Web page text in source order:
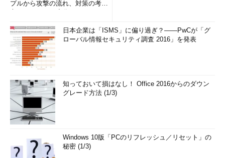
スクトップ）機
く［左にスナップ］と［右にスナップ］が追加された
タブレットモー
ドでのアプリの
操作性改善
タブレットモードで左右2画面表示している場合、3つ目の
アプリを開こうとすると左右どちらに開くか、それとも全体
ロック画面の
ットライト機能
Windows 10 Home以外でも利用可能になった（Windows
10 Homeでは以前から利用できた機能）
サインイン画面
の背景の変更機
能
ターの［表示］
ボタン
アクションセンターに［表示］ボタンが追加された。従来は
［Windows］＋［P］キーで呼び出していたマルチディスプ
プルから攻撃の流れ、対策の考え
日本企業は「ISMS」に偏り過ぎ？――PwCが「グ
ローバル情報セキュリティ調査 2016」を発表
知っておいて損はなし！ Office 2016からのダウン
グレード方法 (1/3)
Windows 10版「PCのリフレッシュ／リセット」の
秘密 (1/3)